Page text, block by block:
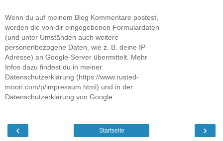
Wenn du auf meinem Blog Kommentare postest,
werden die von dir eingegebenen Formulardaten
(und unter Umständen auch weitere
personenbezogene Daten, wie z. B. deine IP-
Adresse) an Google-Server übermittelt. Mehr
Infos dazu findest du in meiner
Datenschutzerklärung (https://www.rusted-
moon.com/p/impressum.html) und in der
Datenschutzerklärung von Google.
‹ ›
Startseite